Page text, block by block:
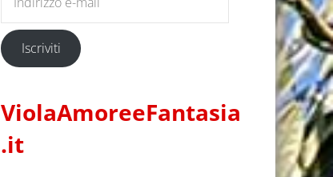
Iscriviti
ViolaAmoreeFantasia
.it